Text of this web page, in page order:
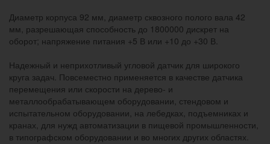
Диаметр корпуса 92 мм, диаметр сквозного полого вала 42
мм, разрешающая способность до 1800000 дискрет на
оборот; напряжение питания +5 В или +10 до +30 В.
Надежный и неприхотливый угловой датчик для широкого
круга задач. Повсеместно применяется в качестве датчика
перемещения или скорости на дерево- и
металлообрабатывающем оборудовании, стендовом и
испытательном оборудовании, на лебедках, подъемниках и
кранах, для нужд автоматизации в пищевой промышленности,
в типографском оборудовании и во многих других областях.